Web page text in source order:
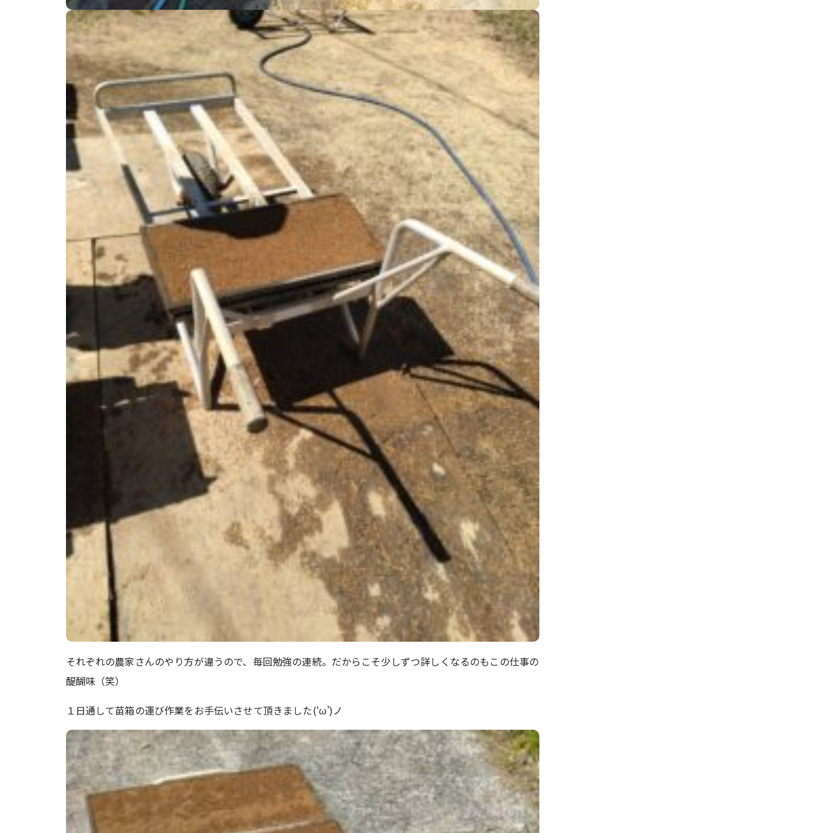
それぞれの農家さんのやり方が違うので、毎回勉強の連続。だからこそ少しずつ詳しくなるのもこの仕事の
醍醐味（笑）
１日通して苗箱の運び作業をお手伝いさせて頂きました(‘ω’)ノ